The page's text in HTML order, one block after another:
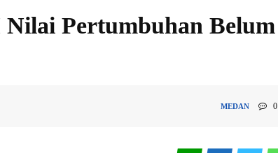
Pertumbuhan Belum
MEDAN 0